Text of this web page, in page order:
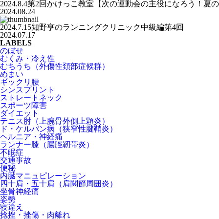
2024.8.4第2回かけっこ教室【次の運動会の主役になろう！夏
2024.08.24
2024.7.15知野亨のランニングクリニック中級編第4回
2024.07.17
LABELS
のぼせ
むくみ・冷え性
むちうち（外傷性頚部症候群）
めまい
ギックリ腰
シンスプリント
ストレートネック
スポーツ障害
ダイエット
テニス肘（上腕骨外側上顆炎）
ド・ケルバン病（狭窄性腱鞘炎）
ヘルニア・神経痛
ランナー膝（腸脛靭帯炎）
不眠症
交通事故
便秘
内臓マニュピレーション
四十肩・五十肩（肩関節周囲炎）
坐骨神経痛
姿勢
寝違え
捻挫・挫傷・肉離れ